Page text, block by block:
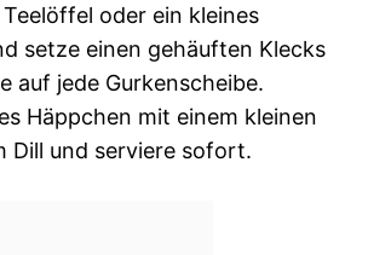
oder ein kleines
setze einen gehäuften Klecks
auf jede Gurkenscheibe.
Häppchen mit einem kleinen
Dill und serviere sofort.